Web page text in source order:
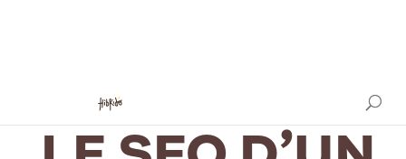
OPTIMISER